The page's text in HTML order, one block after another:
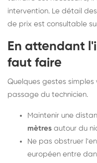
intervention. Le détail
de prix est consultable
En attendant
faut faire
Quelques gestes
passage du technicien.
Maintenir une
mètres autour du
Ne pas obstruer
européen entre